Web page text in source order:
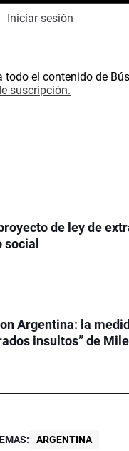
Iniciar sesión
el contenido de
suscripción.
de ley de
social
Argentina: la
insultos” de
ARGENTINA